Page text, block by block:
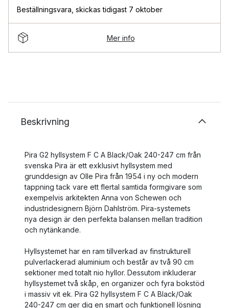
Beställningsvara skickas tidigast 7 oktober
Mer info
Beskrivning
Pira G2 hyllsystem F C A Black/Oak 240-247 cm från
svenska Pira är ett exklusivt hyllsystem med
grunddesign av Olle Pira från 1954 i ny och modern
tappning tack vare ett flertal samtida formgivare som
exempelvis arkitekten Anna von Schewen och
industridesignern Björn Dahlström. Pira-systemets
nya design är den perfekta balansen mellan tradition
och nytänkande.
Hyllsystemet har en ram tillverkad av finstrukturell
pulverlackerad aluminium och består av två 90 cm
sektioner med totalt nio hyllor. Dessutom inkluderar
hyllsystemet två skåp, en organizer och fyra bokstöd
i massiv vit ek. Pira G2 hyllsystem F C A Black/Oak
240-247 cm ger dig en smart och funktionell lösning